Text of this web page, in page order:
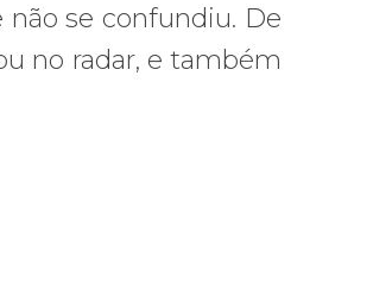
não se confundiu. De
no radar, e também